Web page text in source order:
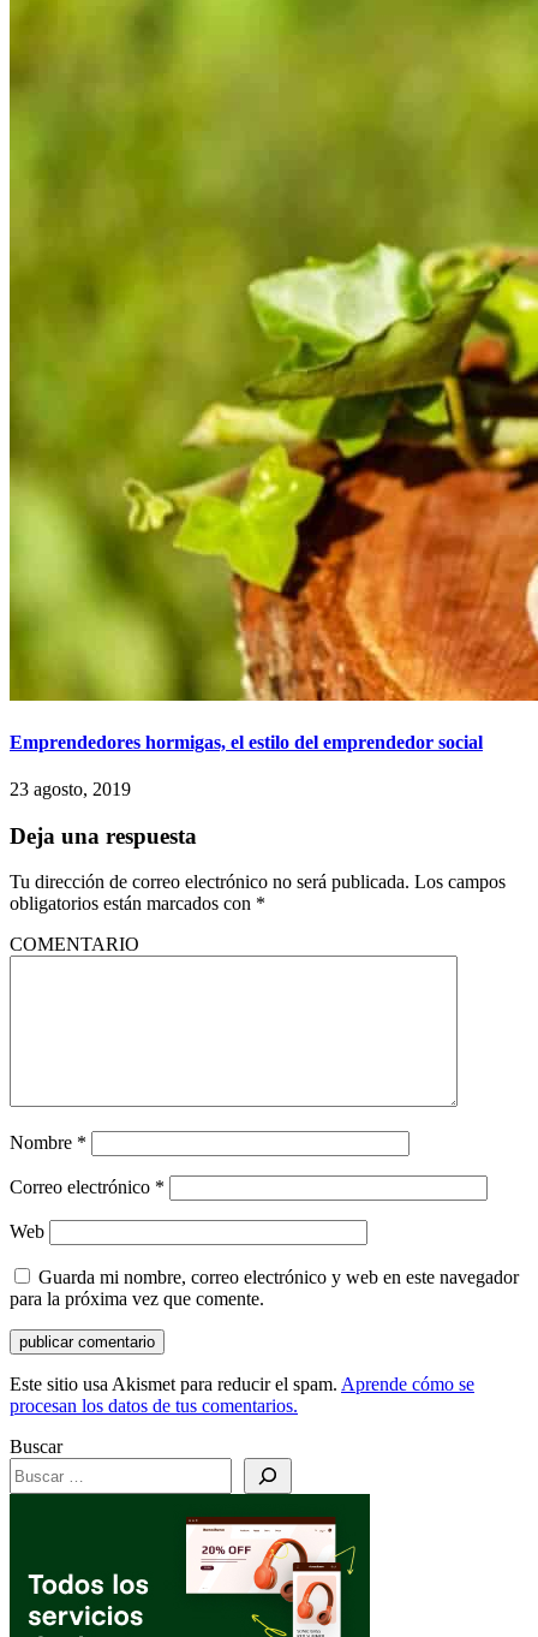
Emprendedores hormigas, el estilo del emprendedor social
23 agosto, 2019
Deja una respuesta
Tu dirección de correo electrónico no será publicada. Los campos
obligatorios están marcados con *
COMENTARIO
Nombre *
Correo electrónico *
Web
Guarda mi nombre, correo electrónico y web en este navegador
para la próxima vez que comente.
Este sitio usa Akismet para reducir el spam. Aprende cómo se
procesan los datos de tus comentarios.
Buscar